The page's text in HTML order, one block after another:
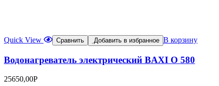
Quick View Сравнить Добавить в избранное В корзину
Водонагреватель электрический BAXI O 580
25650,00Р